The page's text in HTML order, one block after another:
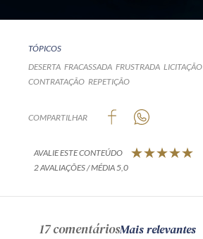
TÓPICOS
DESERTA FRACASSADA FRUSTRADA LICITAÇÃO
CONTRATAÇÃO REPETIÇÃO
COMPARTILHAR
AVALIE ESTE CONTEÚDO
2 AVALIAÇÕES / MÉDIA 5,0
17 comentáriosMais relevantes